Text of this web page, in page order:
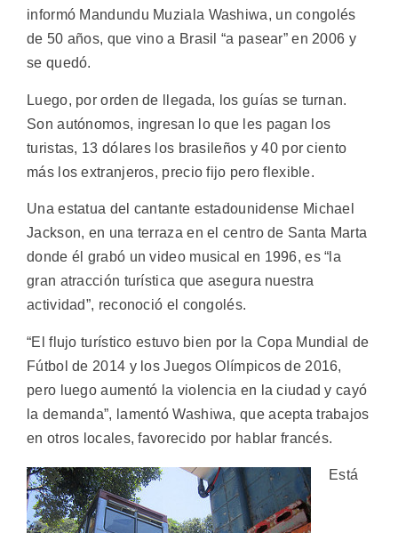
informó Mandundu Muziala Washiwa, un congolés
de 50 años, que vino a Brasil “a pasear” en 2006 y
se quedó.
Luego, por orden de llegada, los guías se turnan.
Son autónomos, ingresan lo que les pagan los
turistas, 13 dólares los brasileños y 40 por ciento
más los extranjeros, precio fijo pero flexible.
Una estatua del cantante estadounidense Michael
Jackson, en una terraza en el centro de Santa Marta
donde él grabó un video musical en 1996, es “la
gran atracción turística que asegura nuestra
actividad”, reconoció el congolés.
“El flujo turístico estuvo bien por la Copa Mundial de
Fútbol de 2014 y los Juegos Olímpicos de 2016,
pero luego aumentó la violencia en la ciudad y cayó
la demanda”, lamentó Washiwa, que acepta trabajos
en otros locales, favorecido por hablar francés.
Está